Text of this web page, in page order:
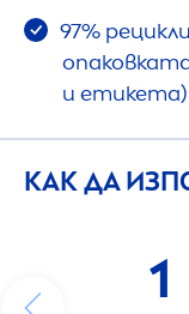
97%
и етикета)
КАК ДА
1